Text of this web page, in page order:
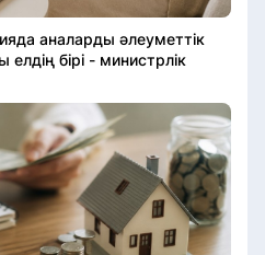
аналарды әлеуметтік
бірі - министрлік